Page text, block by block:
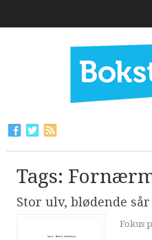
Tags:
Stor ulv, blødende sår
Fokus